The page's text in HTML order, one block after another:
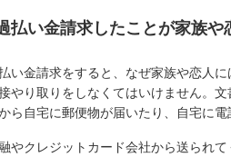
払い金請求したことが家族や
い金請求をすると、なぜ家族や恋人
やり取りをしなくてはいけません。
ら自宅に郵便物が届いたり、自宅に電
やクレジットカード会社から送られ